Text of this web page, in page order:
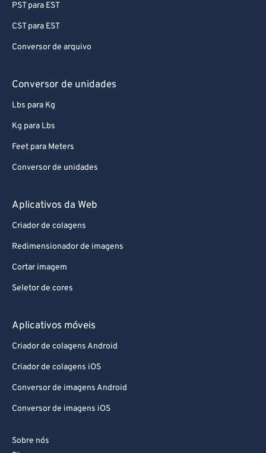
PST para EST
CST para EST
Conversor de arquivo
Conversor de unidades
Lbs para Kg
Kg para Lbs
Feet para Meters
Conversor de unidades
Aplicativos da Web
Criador de colagens
Redimensionador de imagens
Cortar imagem
Seletor de cores
Aplicativos móveis
Criador de colagens Android
Criador de colagens iOS
Conversor de imagens Android
Conversor de imagens iOS
Sobre nós